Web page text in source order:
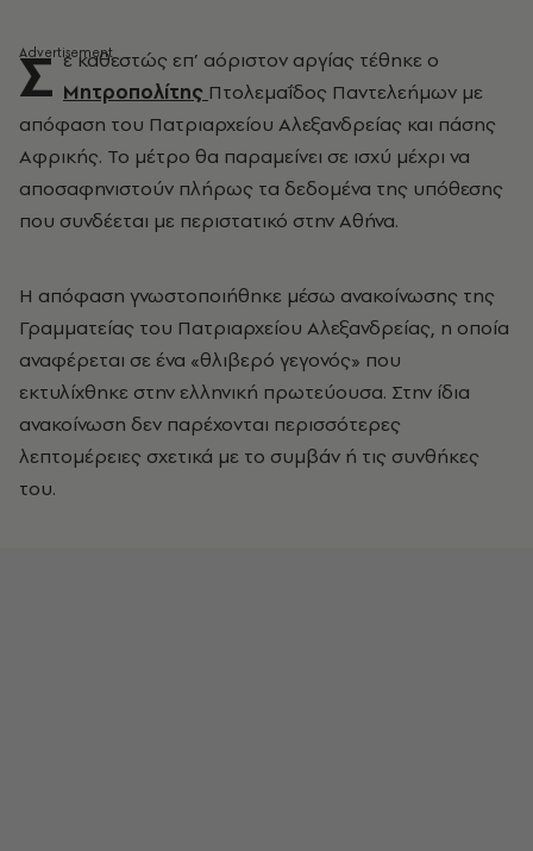
Σ ε καθεστώς επ’ αόριστον αργίας τέθηκε ο
Μητροπολίτης Πτολεμαΐδος Παντελεήμων με
απόφαση του Πατριαρχείου Αλεξανδρείας και πάσης
Αφρικής. Το μέτρο θα παραμείνει σε ισχύ μέχρι να
αποσαφηνιστούν πλήρως τα δεδομένα της υπόθεσης
που συνδέεται με περιστατικό στην Αθήνα.
Η απόφαση γνωστοποιήθηκε μέσω ανακοίνωσης της
Γραμματείας του Πατριαρχείου Αλεξανδρείας, η οποία
αναφέρεται σε ένα «θλιβερό γεγονός» που
εκτυλίχθηκε στην ελληνική πρωτεύουσα. Στην ίδια
ανακοίνωση δεν παρέχονται περισσότερες
λεπτομέρειες σχετικά με το συμβάν ή τις συνθήκες
του.